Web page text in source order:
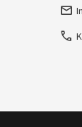
mail_outline
call